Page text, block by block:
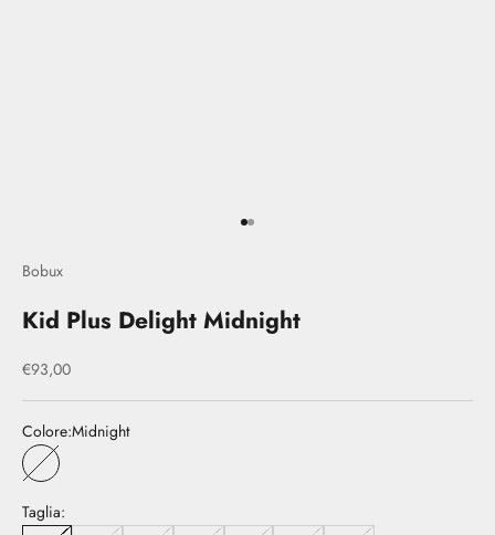
Vai all'articolo 1
Vai all'articolo 2
Bobux
Kid Plus Delight Midnight
Prezzo scontato
€93,00
Colore:Midnight
Midnight
Taglia: